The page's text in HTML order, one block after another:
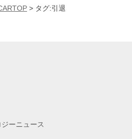
> タグ:引退
ーニュース